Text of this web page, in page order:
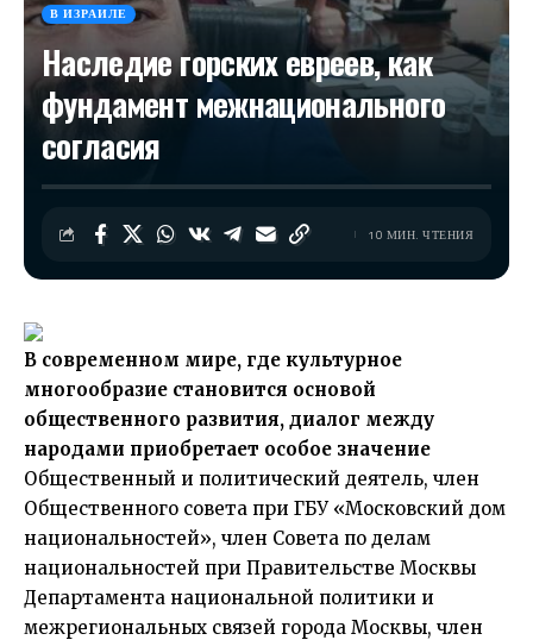
В ИЗРАИЛЕ
Наследие горских евреев, как
фундамент межнационального
согласия
10 МИН. ЧТЕНИЯ
В современном мире, где культурное
многообразие становится основой
общественного развития, диалог между
народами приобретает особое значение
Общественный и политический деятель, член
Общественного совета при ГБУ «Московский дом
национальностей», член Совета по делам
национальностей при Правительстве Москвы
Департамента национальной политики и
межрегиональных связей города Москвы, член